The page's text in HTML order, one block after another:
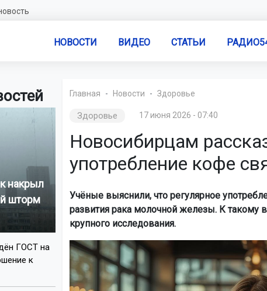
НОВОСТИ ВИДЕО СТАТЬИ
накрыл
шторм
ГОСТ на
к
Главная Новости Здоровье
Здоровье 17 июня 2026 - 07:40
Новосибирцам
употребление кофе
Учёные выяснили, что регулярное
развития рака молочной железы. К такому
крупного исследования.